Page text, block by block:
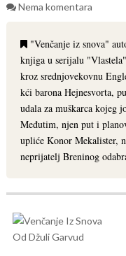
Nema komentara
"Venčanje iz snova"
knjiga u serijalu
kroz srednjovekovnu
kći barona Hejnesvorta,
udala za muškarca kojeg
Međutim, njen put i
upliće Konor Mekalister,
neprijatelj Breninog